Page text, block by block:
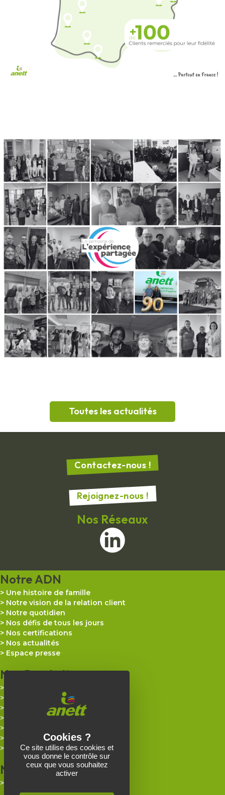
Toutes les actualités
Contactez-nous !
Rejoignez-nous !
Nos Réseaux
Notre ADN
Une histoire de famille
Notre vision de la relation client
Notre quotidien
Nos défis de tous les jours
Nos certifications
Nos actualités
Espace presse
Nos Prestations
Agroalimentaire
Collectivités & Administrations
Hôtellerie & Restauration
Nos Implantations
Ce site utilise des cookies et
vous donne le contrôle sur
ceux que vous souhaitez
activer